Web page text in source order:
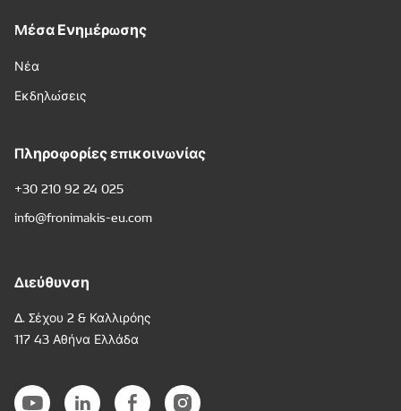
Μέσα Ενημέρωσης
Νέα
Εκδηλώσεις
Πληροφορίες επικοινωνίας
+30 210 92 24 025
info@fronimakis-eu.com
Διεύθυνση
Δ. Σέχου 2 & Καλλιρόης
117 43 Αθήνα Ελλάδα